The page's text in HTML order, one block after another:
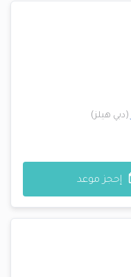
(دبي هيلز)
إحجز موعد